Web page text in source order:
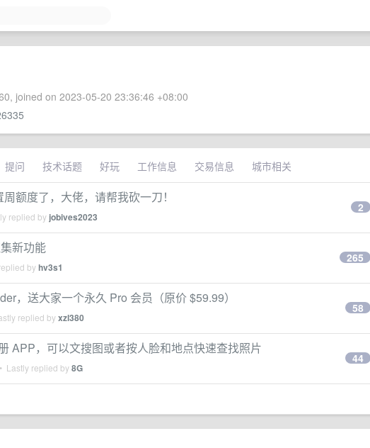
joined on 2023-05-20 23:36:46 +08:00
提问 技术话题 好玩 工作信息 交易信息 城市相关
额度了，大佬，请帮我砍一刀！
replied by jobives2023
2
新功能
byhv3s1
265
，送大家一个永久 Pro 会员（原价 $59.99）
replied byxzl380
58
APP，可以文搜图或者按人脸和地点快速查找照片
• Lastly replied by8G
44